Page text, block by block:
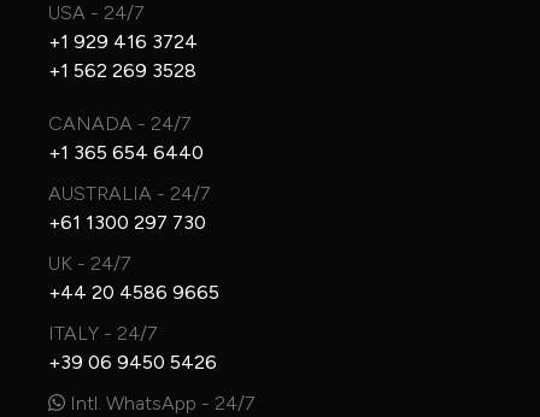
USA - 24/7
+1 929 416 3724
+1 562 269 3528
CANADA - 24/7
+1 365 654 6440
AUSTRALIA - 24/7
+61 1300 297 730
UK - 24/7
+44 20 4586 9665
ITALY - 24/7
+39 06 9450 5426
Intl. WhatsApp - 24/7